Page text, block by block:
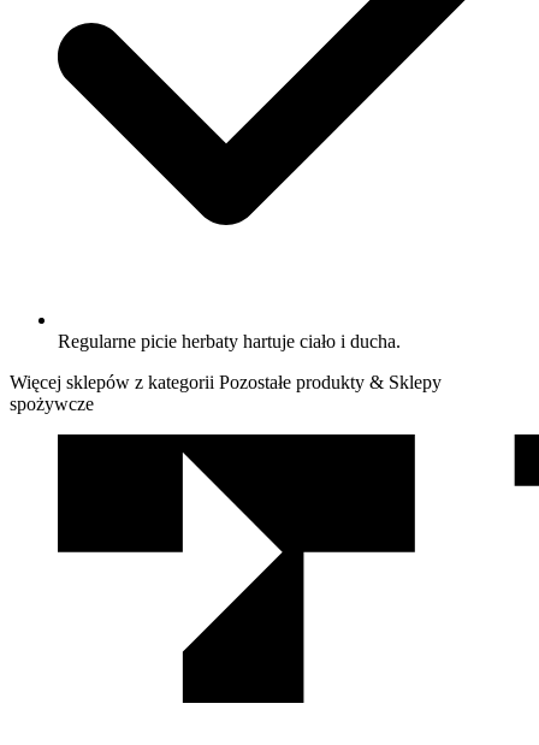
Regularne picie herbaty hartuje ciało i ducha.
Więcej sklepów z kategorii Pozostałe produkty & Sklepy
spożywcze